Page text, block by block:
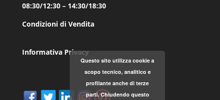
08:30/12:30 – 14:30/18:30
Condizioni di Vendita
Informativa Privacy
Questo sito utilizza cookie a
scopo tecnico, analitico e
profilante anche di terze
parti. Chiudendo questo